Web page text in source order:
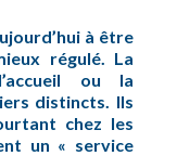
à être
régulé. La
ou la
distincts. Ils
chez les
un « service